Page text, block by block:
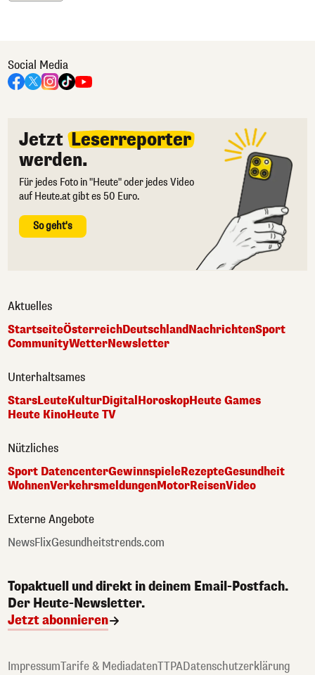
Social Media
Jetzt Leserreporter
werden.
Für jedes Foto in "Heute" oder jedes Video
auf Heute.at gibt es 50 Euro.
So geht's
Aktuelles
StartseiteÖsterreichDeutschlandNachrichtenSport
CommunityWetterNewsletter
Unterhaltsames
StarsLeuteKulturDigitalHoroskopHeute Games
Heute KinoHeute TV
Nützliches
Sport DatencenterGewinnspieleRezepteGesundheit
WohnenVerkehrsmeldungenMotorReisenVideo
Externe Angebote
NewsFlixGesundheitstrends.com
Topaktuell und direkt in deinem Email-Postfach.
Der Heute-Newsletter.
Jetzt abonnieren
ImpressumTarife & MediadatenTTPADatenschutzerklärung